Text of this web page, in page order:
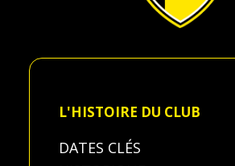
L'HISTOIRE DU CLUB
DATES CLÉS